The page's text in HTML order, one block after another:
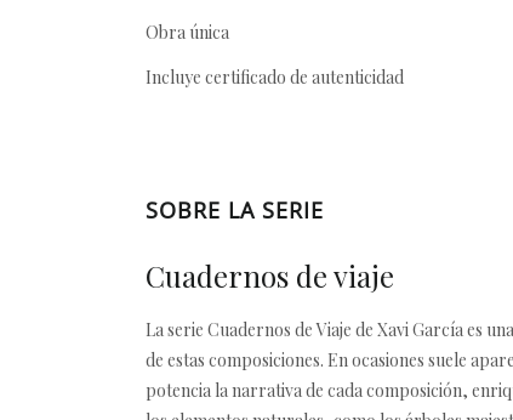
Obra única
Incluye certificado de autenticidad
SOBRE LA SERIE
Cuadernos de viaje
La serie Cuadernos de Viaje de Xavi García es
de estas composiciones. En ocasiones suele
potencia la narrativa de cada composición,